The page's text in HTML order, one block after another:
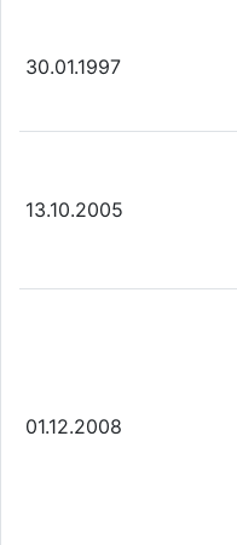
30.01.1997
13.10.2005
01.12.2008